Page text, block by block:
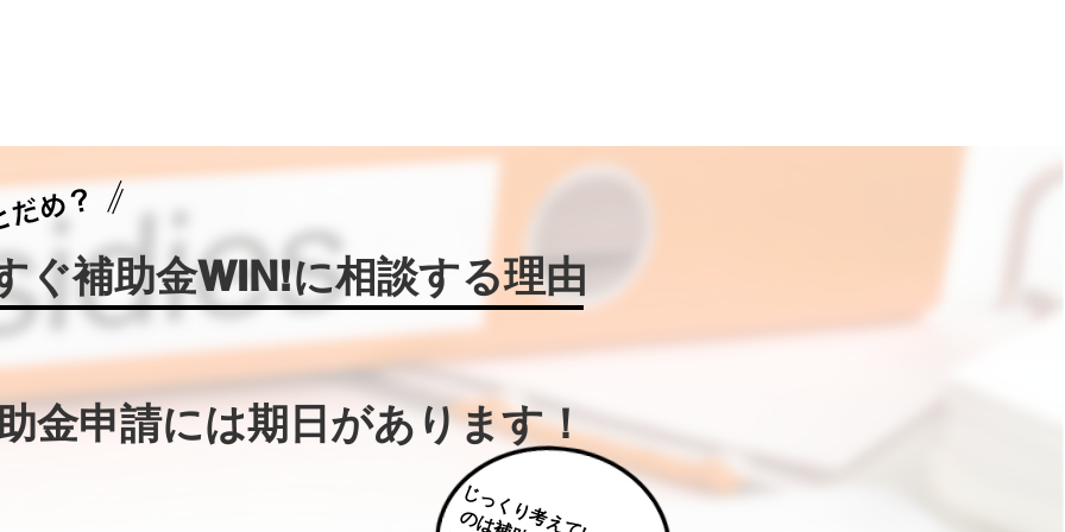
ぐ補助金WIN!に相談する理由
金申請には期日があります！